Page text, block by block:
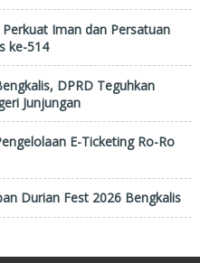
Iman dan Persatuan
ke-514
DPRD Teguhkan
Junjungan
E-Ticketing Ro-Ro
Durian Fest 2026 Bengkalis